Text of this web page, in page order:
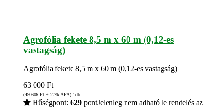
Agrofólia fekete 8,5 m x 60 m (0,12-es
vastagság)
Agrofólia fekete 8,5 m x 60 m (0,12-es vastagság)
63 000 Ft
(49 606 Ft + 27% ÁFA) / db
Hűségpont: 629 pontJelenleg nem adható le rendelés az